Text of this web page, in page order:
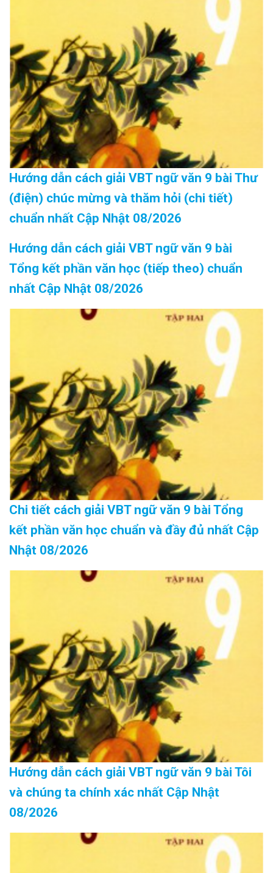
Hướng dẫn cách giải VBT ngữ văn 9 bài Thư
(điện) chúc mừng và thăm hỏi (chi tiết)
chuẩn nhất Cập Nhật 08/2026
Hướng dẫn cách giải VBT ngữ văn 9 bài
Tổng kết phần văn học (tiếp theo) chuẩn
nhất Cập Nhật 08/2026
Chi tiết cách giải VBT ngữ văn 9 bài Tổng
kết phần văn học chuẩn và đầy đủ nhất Cập
Nhật 08/2026
Hướng dẫn cách giải VBT ngữ văn 9 bài Tôi
và chúng ta chính xác nhất Cập Nhật
08/2026